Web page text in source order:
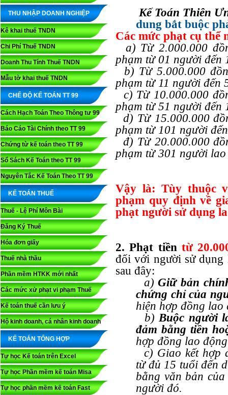
THU NHẬP DOANH NGHIỆP
Kê khai thuế TNDN
Chi Phí Thuế TNDN
Doanh Thu Tính Thuế TNDN
Mẫu tờ khai thuế TNDN
CHẾ ĐỘ KẾ TOÁN TT 99
Cách Hạch Toán Theo Thông tư 99
Báo Cáo Tài Chính theo TT 99
Chứng từ kế toán theo TT 99
Sổ Sách Kế Toán theo TT 99
Nguyên Tắc Kế Toán Theo TT 99
KẾ TOÁN THUẾ
Thuế - Lệ Phí Môn Bài
Đăng Ký Thuế
Hóa đơn giấy
Thuế nhà thầu
Phần mềm HTKK mới nhất
Các mức xử phạt vi phạm Thuế
Kế toán thuế cần lưu ý
Hộ kinh doanh, cá nhân kinh doanh
KẾ TOÁN TỔNG HỢP
Tự học Kế toán trên Excel
Tự học Phần mềm kế toán Misa
Tự học phần mềm kế toán Fast
Kế Toán Thiên
dung bắt buộc
Các mức phạt cụ thể
a) Từ 2.000.000
phạm từ 01 người đến
b) Từ 5.000.000
phạm từ 11 người đến
c) Từ 10.000.000
phạm từ 51 người đến
d) Từ 15.000.000
phạm từ 101 người
đ) Từ 20.000.000
phạm từ 301 người
Vậy là: Tùy thuộc
phạm quy định về
phạt người sử dụng
2. Phạt tiền từ
đối với người sử dụng
sau đây:
a)Giữ bản
chứng chỉ của
hiện hợp đồng lao
b)Buộc người
đảm bằng tiền
hợp đồng lao
c) Giao kết hợp
từ đủ 15 tuổi đến
bằng văn bản
người đó.